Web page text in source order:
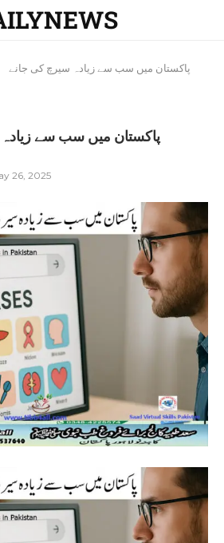
پاکستان میں سب سے زیادہ سیرچ کی جانے
پاکستان میں سب سے
26, 2025